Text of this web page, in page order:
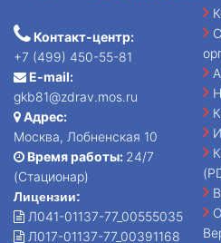
Контакт-центр:
+7 (499) 450-55-81
E-mail:
gkb81@zdrav.mos.ru
Адрес:
Москва, Лобненская 10
Время работы: 24/7
(Стационар)
Лицензии:
Л041-01137-77_00555035
Л017-01137-77_00391168